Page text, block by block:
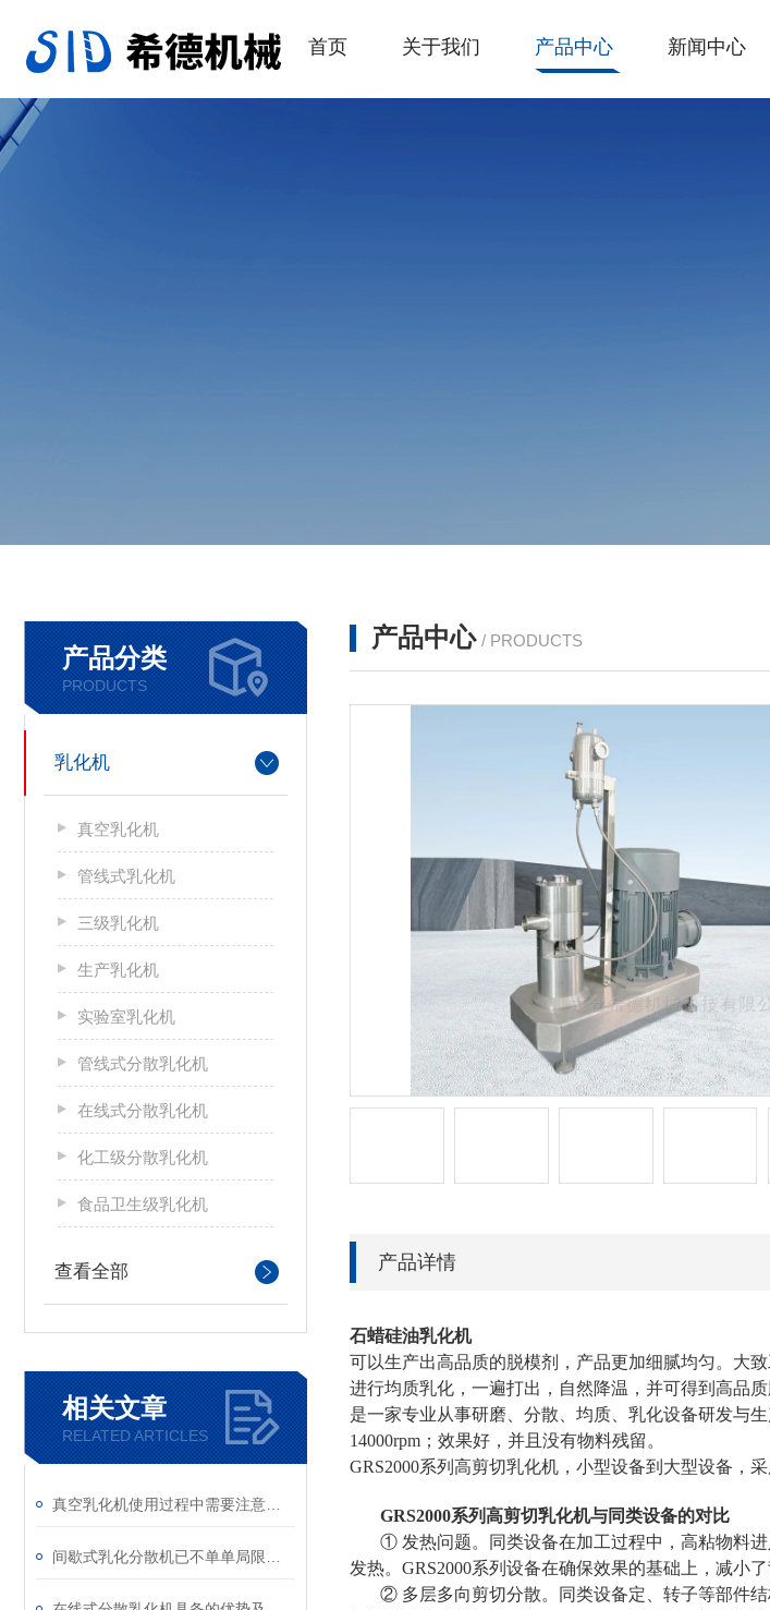
首页 关于我们 产品中心 新闻中心
产品分类
PRODUCTS
乳化机
真空乳化机
管线式乳化机
三级乳化机
生产乳化机
实验室乳化机
管线式分散乳化机
在线式分散乳化机
化工级分散乳化机
食品卫生级乳化机
查看全部
相关文章
RELATED ARTICLES
产品中心 / PRODUCTS
产品详情
石蜡硅油乳化机
可以生产出高品质的脱模剂，产品更加细腻均匀。大
进行均质乳化，一遍打出，自然降温，并可得到高
是一家专业从事研磨、分散、均质、乳化设备研发与
14000rpm；效果好，并且没有物料残留。
GRS2000系列高剪切乳化机，小型设备到大型设备，
GRS2000系列高剪切乳化机与同类设备的对比
① 发热问题。同类设备在加工过程中，高粘物料
发热。GRS2000系列设备在确保效果的基础上，减小
② 多层多向剪切分散。同类设备定、转子等部件